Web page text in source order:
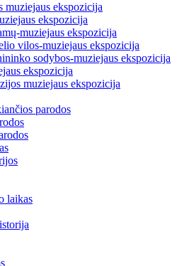
muziejaus ekspozicija
ekspozicija
muziejaus ekspozicija
vilos-muziejaus ekspozicija
sodybos-muziejaus ekspozicija
ekspozicija
muziejaus ekspozicija
parodos
laikas